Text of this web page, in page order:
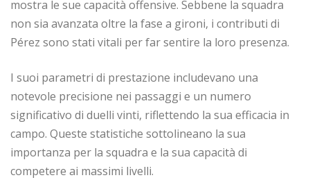
mostra le sue capacità offensive. Sebbene la squadra
non sia avanzata oltre la fase a gironi, i contributi di
Pérez sono stati vitali per far sentire la loro presenza.
I suoi parametri di prestazione includevano una
notevole precisione nei passaggi e un numero
significativo di duelli vinti, riflettendo la sua efficacia in
campo. Queste statistiche sottolineano la sua
importanza per la squadra e la sua capacità di
competere ai massimi livelli.